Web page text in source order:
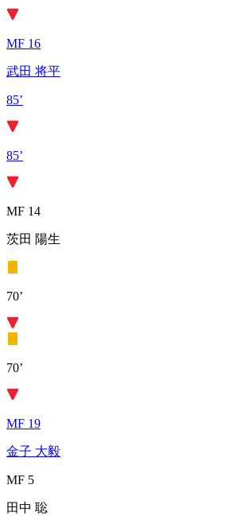
MF 16
武田 将平
85’
85’
MF 14
茨田 陽生
70’
70’
MF 19
金子 大毅
MF 5
田中 聡